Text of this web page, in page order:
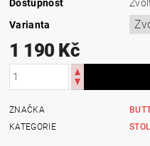
Dostupnost
Varianta
1 190 Kč
ZNAČKA
KATEGORIE